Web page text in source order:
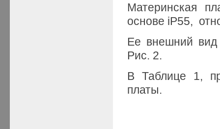
Материнская
основе iP55,
Ее внешний
Рис. 2.
В Таблице 1,
платы.